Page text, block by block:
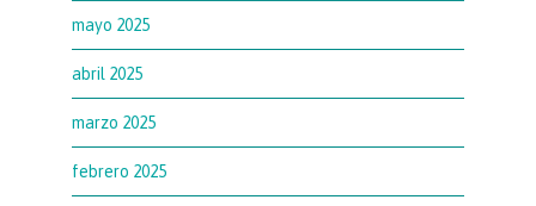
mayo 2025
abril 2025
marzo 2025
febrero 2025